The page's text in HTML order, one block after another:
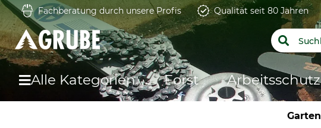
Fachberatung durch unsere Profis Qualität seit 80 Jahren
Alle Kategorien Forst Arbeitsschutz
Garten